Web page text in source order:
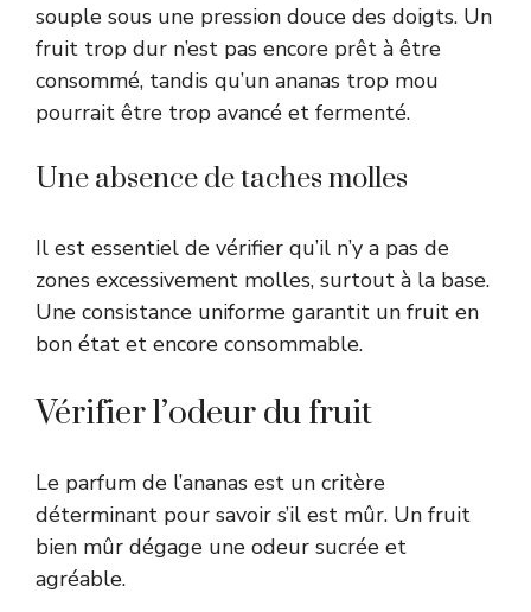
souple sous une pression douce des doigts. Un
fruit trop dur n’est pas encore prêt à être
consommé, tandis qu’un ananas trop mou
pourrait être trop avancé et fermenté.
Une absence de taches molles
Il est essentiel de vérifier qu’il n’y a pas de
zones excessivement molles, surtout à la base.
Une consistance uniforme garantit un fruit en
bon état et encore consommable.
Vérifier l’odeur du fruit
Le parfum de l’ananas est un critère
déterminant pour savoir s’il est mûr. Un fruit
bien mûr dégage une odeur sucrée et
agréable.